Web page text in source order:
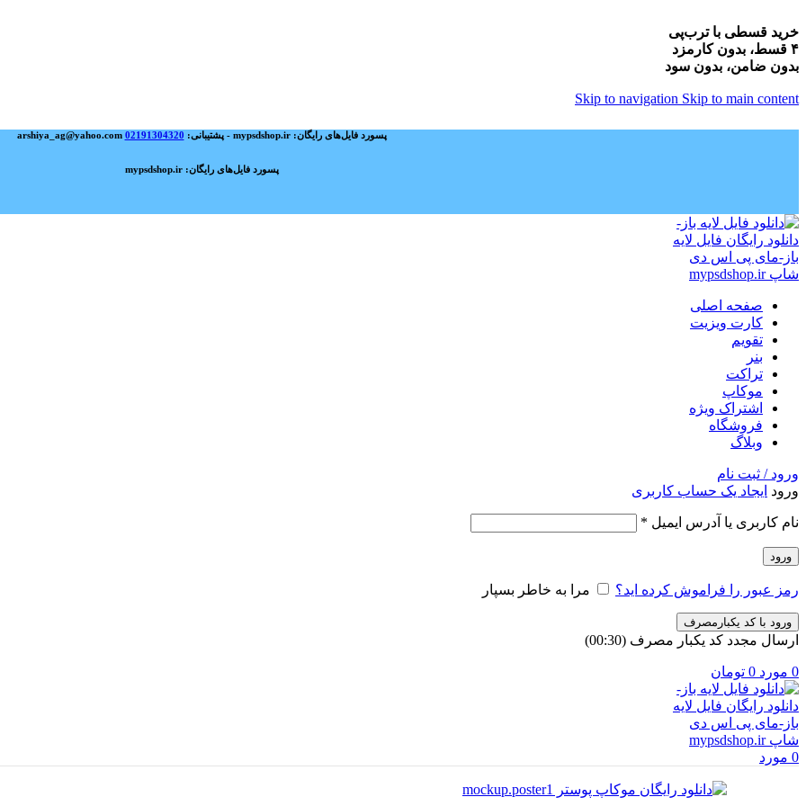
خرید قسطی با ترب‌پی
۴ قسط، بدون کارمزد
بدون ضامن، بدون سود
Skip to navigation Skip to main content
پسورد فایل‌های رایگان: mypsdshop.ir - پشتیبانی: arshiya_ag@yahoo.com 02191304320
پسورد فایل‌های رایگان: mypsdshop.ir
صفحه اصلی
کارت ویزیت
تقویم
بنر
تراکت
موکاپ
اشتراک ویژه
فروشگاه
وبلاگ
ورود / ثبت نام
ورود ایجاد یک حساب کاربری
نام کاربری یا آدرس ایمیل *
ورود
رمز عبور را فراموش کرده اید؟ مرا به خاطر بسپار
ورود با کد یکبارمصرف
ارسال مجدد کد یکبار مصرف (00:
30
)
0 مورد 0 تومان
0 مورد